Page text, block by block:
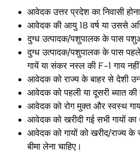
आवेदक उत्तर प्रदेश का निवासी होना
आवेदक की आयु 18 वर्ष या उससे
दुग्ध उत्पादक/पशुपालक के पास
दुग्ध उत्पादक/पशुपालक के पास
गायें या संकर नस्ल की F-1 गाय नहीं
आवेदक को राज्य के बाहर से देशी
आवेदक को पहली या दूसरी ब्यात की
आवेदक को रोग मुक्त और स्वस्थ गाय
आवेदक को खरीदी गई सभी गायों का
आवेदक को गायों को खरीद/राज्य
बीमा लेना चाहिए।